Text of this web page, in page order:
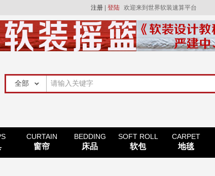
注册 登陆 欢迎来到世界软装速算平台
CURTAIN
窗帘
BEDDING
床品
SOFT ROLL
软包
CARPET
地毯